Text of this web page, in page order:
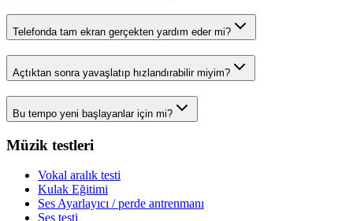
Telefonda tam ekran gerçekten yardım eder mi?
Açtıktan sonra yavaşlatıp hızlandırabilir miyim?
Bu tempo yeni başlayanlar için mi?
Müzik testleri
Vokal aralık testi
Kulak Eğitimi
Ses Ayarlayıcı / perde antrenmanı
Ses testi